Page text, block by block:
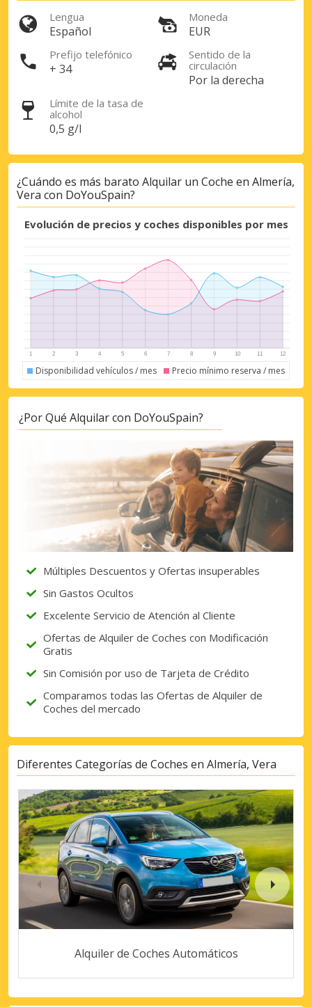
Descuentos especiales
proveedores.
Iniciar sesión con eLink
Lengua
Español
Moneda
EUR
Prefijo telefónico
+ 34
Sentido de la
circulación
Por la derecha
Límite de la tasa de
alcohol
0,5 g/l
¿Cuándo es más barato Alquilar un Coche en Almería,
Vera con DoYouSpain?
Evolución de precios y coches disponibles por mes
Disponibilidad vehículos / mes Precio mínimo reserva / mes
¿Por Qué Alquilar con DoYouSpain?
Múltiples Descuentos y Ofertas insuperables
Sin Gastos Ocultos
Excelente Servicio de Atención al Cliente
Ofertas de Alquiler de Coches con Modificación
Gratis
Sin Comisión por uso de Tarjeta de Crédito
Comparamos todas las Ofertas de Alquiler de
Coches del mercado
Diferentes Categorías de Coches en Almería, Vera
Alquiler de Coches Automáticos